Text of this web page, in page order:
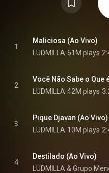
1
Maliciosa (Ao Vivo)
LUDMILLA 61M plays
2
Você Não Sabe o Que
LUDMILLA 42M plays
3
Pique Djavan (Ao Vivo)
LUDMILLA 10M plays
4
Destilado (Ao Vivo)
LUDMILLA & Grupo